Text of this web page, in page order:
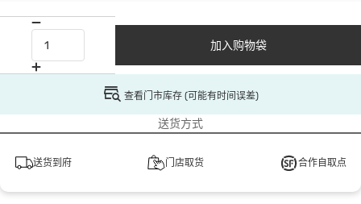
加入购物袋
查看门市库存 (可能有时间误差)
送货方式
送货到府 门店取货 合作自取点